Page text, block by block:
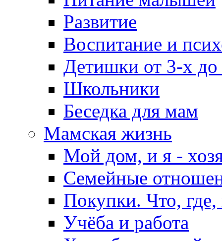
Развитие
Воспитание и
Детишки от 3-х
Школьники
Беседка для мам
Мамская жизнь
Мой дом, и я -
Семейные
Покупки. Что, где,
Учёба и работа